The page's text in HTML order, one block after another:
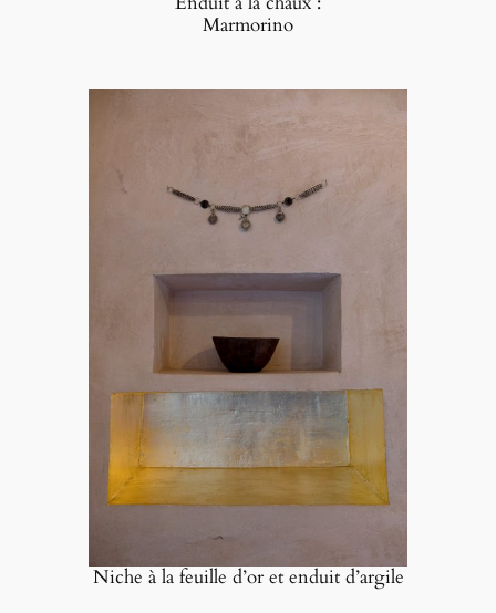
Marmorino
Niche à la feuille d’or et enduit d’argile